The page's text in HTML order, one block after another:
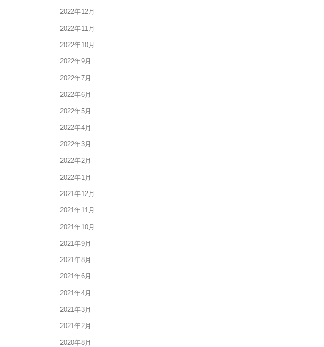
2022年12月
2022年11月
2022年10月
2022年9月
2022年7月
2022年6月
2022年5月
2022年4月
2022年3月
2022年2月
2022年1月
2021年12月
2021年11月
2021年10月
2021年9月
2021年8月
2021年6月
2021年4月
2021年3月
2021年2月
2020年8月